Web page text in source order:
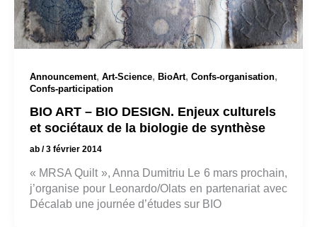
Announcement, Art-Science, BioArt, Confs-organisation,
Confs-participation
BIO ART – BIO DESIGN. Enjeux culturels
et sociétaux de la biologie de synthèse
ab /3 février 2014
« MRSA Quilt », Anna Dumitriu Le 6 mars prochain,
j’organise pour Leonardo/Olats en partenariat avec
Décalab une journée d’études sur BIO